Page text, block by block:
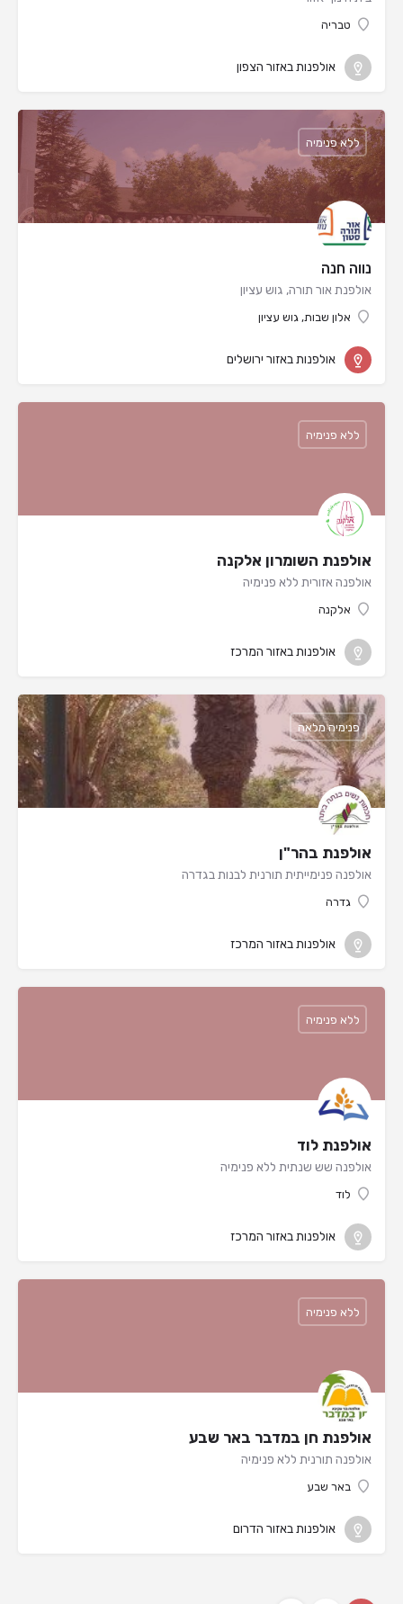
טבריה
אולפנות באזור הצפון
נווה חנה
אולפנת אור תורה, גוש עציון
אלון שבות, גוש עציון
ללא פנימיה
אולפנות באזור ירושלים
אולפנת השומרון אלקנה
אולפנה אזורית ללא פנימיה
אלקנה
ללא פנימיה
אולפנות באזור המרכז
אולפנת בהר"ן
אולפנה פנימייתית תורנית לבנות בגדרה
גדרה
פנימיה מלאה
אולפנות באזור המרכז
אולפנת לוד
אולפנה שש שנתית ללא פנימיה
לוד
ללא פנימיה
אולפנות באזור המרכז
אולפנת חן במדבר באר שבע
אולפנה תורנית ללא פנימיה
באר שבע
ללא פנימיה
אולפנות באזור הדרום